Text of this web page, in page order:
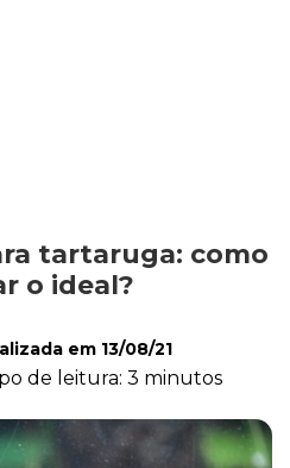
e Silvestres
Répteis
tartaruga: como
o ideal?
em 13/08/21
de leitura: 3 minutos